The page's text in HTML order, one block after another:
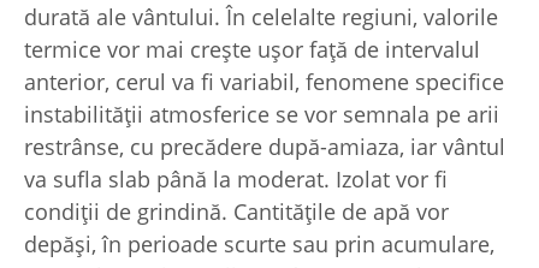
durată ale vântului. În celelalte regiuni, valorile
termice vor mai crește ușor față de intervalul
anterior, cerul va fi variabil, fenomene specifice
instabilității atmosferice se vor semnala pe arii
restrânse, cu precădere după-amiaza, iar vântul
va sufla slab până la moderat. Izolat vor fi
condiții de grindină. Cantitățile de apă vor
depăși, în perioade scurte sau prin acumulare,